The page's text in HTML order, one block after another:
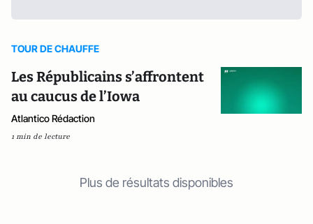
TOUR DE CHAUFFE
Les Républicains s’affrontent
au caucus de l’Iowa
Atlantico Rédaction
1 min de lecture
Plus de résultats disponibles